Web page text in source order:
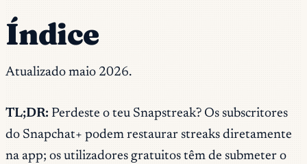
Índice
Atualizado maio 2026.
TL;DR: Perdeste o teu Snapstreak? Os subscritores
do Snapchat+ podem restaurar streaks diretamente
na app; os utilizadores gratuitos têm de submeter o